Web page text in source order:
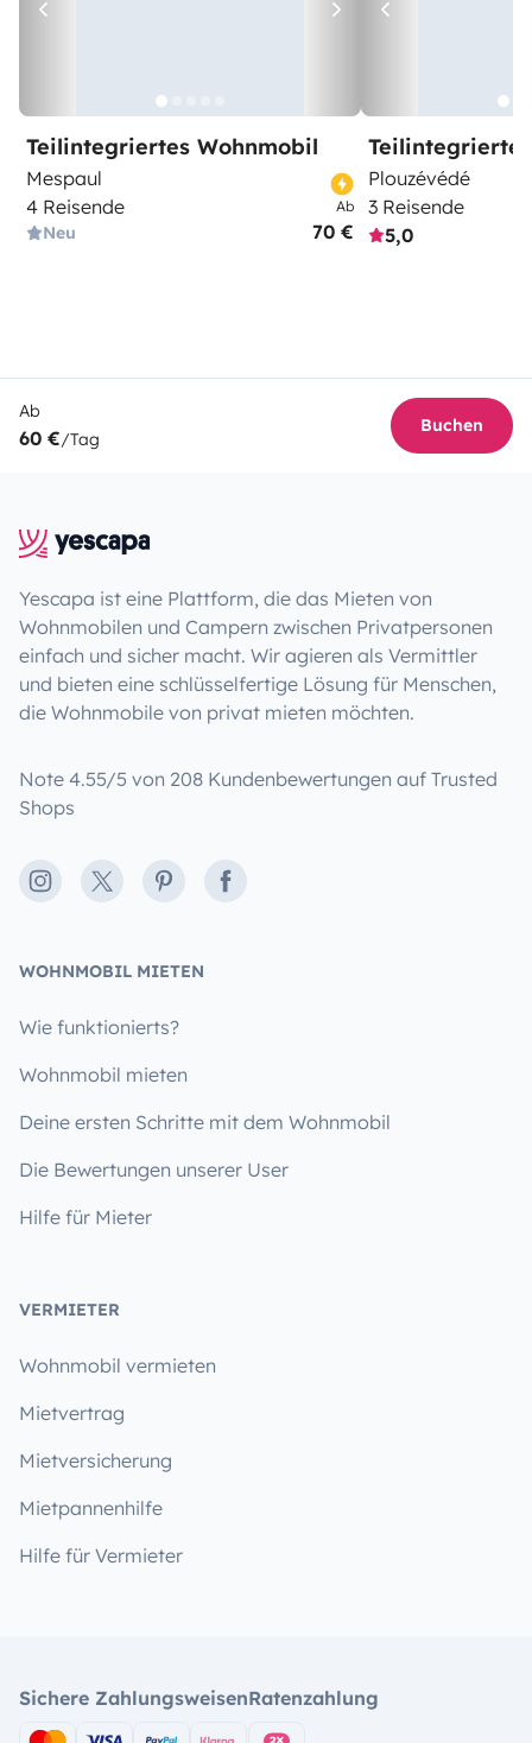
Teilintegriertes Wohnmobil
Mespaul
4 Reisende
Neu
Ab
70 €
Plouzévédé
3 Reisende
5,0
Ab
60 €/Tag
Buchen
Yescapa ist eine Plattform, die das Mieten von
Wohnmobilen und Campern zwischen Privatpersonen
einfach und sicher macht. Wir agieren als Vermittler
und bieten eine schlüsselfertige Lösung für Menschen,
die Wohnmobile von privat mieten möchten.
Note 4.55/5 von 208 Kundenbewertungen auf Trusted
Shops
Instagram
X PinterestFacebook
WOHNMOBIL MIETEN
Wie funktionierts?
Wohnmobil mieten
Deine ersten Schritte mit dem Wohnmobil
Die Bewertungen unserer User
Hilfe für Mieter
VERMIETER
Wohnmobil vermieten
Mietvertrag
Mietversicherung
Mietpannenhilfe
Hilfe für Vermieter
Sichere ZahlungsweisenRatenzahlung